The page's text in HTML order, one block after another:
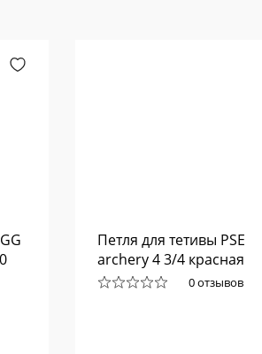
Петля для тетивы PSE
archery 4 3/4 красная
0 отзывов